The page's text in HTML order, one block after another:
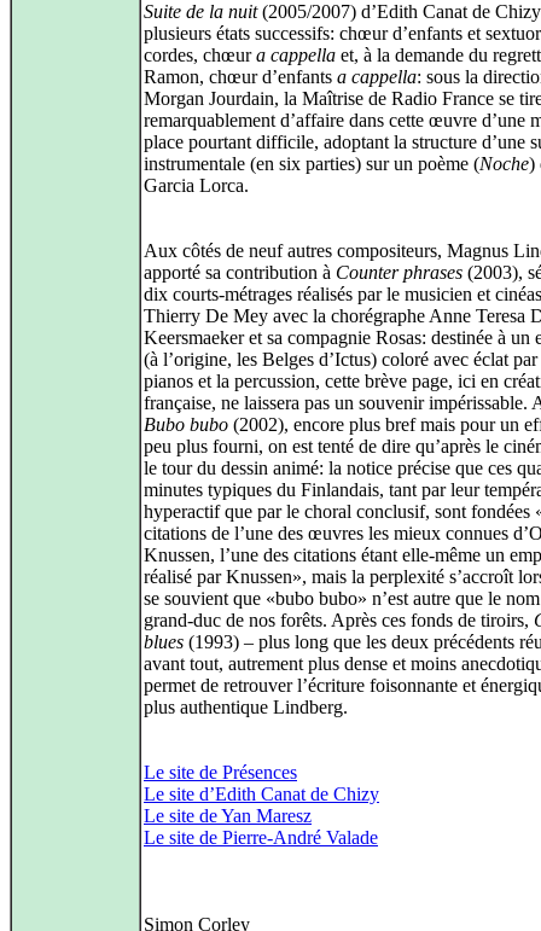
Suite de la nuit(2005/2007) d’Edith Canat de
plusieurs états successifs: chœur d’enfants et
cordes, chœura cappella et, à la demande du
Ramon, chœur d’enfants a cappella: sous la
Morgan Jourdain, la Maîtrise de Radio France se
remarquablement d’affaire dans cette œuvre d’une
place pourtant difficile, adoptant la structure d’une
instrumentale (en six parties) sur un poème (Noche)
Garcia Lorca.
Aux côtés de neuf autres compositeurs, Magnus
apporté sa contribution à Counter phrases (2003),
dix courts-métrages réalisés par le musicien et
Thierry De Mey avec la chorégraphe Anne Teresa
Keersmaeker et sa compagnie Rosas: destinée à un
(à l’origine, les Belges d’Ictus) coloré avec éclat
pianos et la percussion, cette brève page, ici en
française, ne laissera pas un souvenir impérissable.
Bubo bubo (2002), encore plus bref mais pour un
peu plus fourni, on est tenté de dire qu’après le
le tour du dessin animé: la notice précise que ces
minutes typiques du Finlandais, tant par leur
hyperactif que par le choral conclusif, sont fondées
citations de l’une des œuvres les mieux connues
Knussen, l’une des citations étant elle-même un
réalisé par Knussen», mais la perplexité s’accroît
se souvient que «bubo bubo» n’est autre que le
grand-duc de nos forêts. Après ces fonds de tiroirs,
blues (1993) – plus long que les deux précédents
avant tout, autrement plus dense et moins
permet de retrouver l’écriture foisonnante et
plus authentique Lindberg.
Le site de Présences
Le site d’Edith Canat de Chizy
Le site de Yan Maresz
Le site de Pierre-André Valade
Simon Corley